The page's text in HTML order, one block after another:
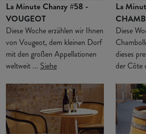
La Minute Chanzy #58 -
VOUGEOT
Diese Woche erzählen wir Ihnen
von Vougeot, dem kleinen Dorf
mit den großen Appellationen
weltweit ... Siehe
La
Diese
dieses
der Côte